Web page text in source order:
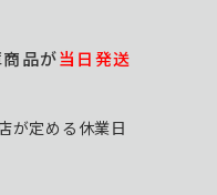
品が当日発送
が定める休業日